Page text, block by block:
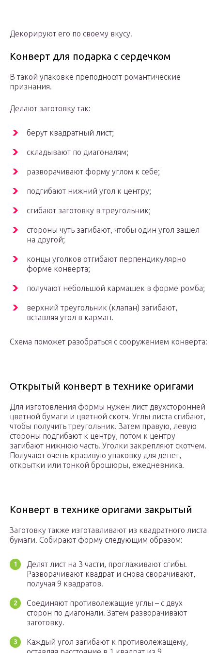
Декорируют его по своему вкусу.
Конверт для подарка с сердечком
В такой упаковке преподносят романтические
признания.
Делают заготовку так:
берут квадратный лист;
складывают по диагоналям;
разворачивают форму углом к себе;
подгибают нижний угол к центру;
сгибают заготовку в треугольник;
стороны чуть загибают, чтобы один угол зашел
на другой;
концы уголков отгибают перпендикулярно
форме конверта;
получают небольшой кармашек в форме ромба;
верхний треугольник (клапан) загибают,
вставляя угол в карман.
Схема поможет разобраться с сооружением конверта:
Открытый конверт в технике оригами
Для изготовления формы нужен лист двухсторонней
цветной бумаги и цветной скотч. Углы листа сгибают,
чтобы получить треугольник. Затем правую, левую
стороны подгибают к центру, потом к центру
загибают нижнюю часть. Уголки закрепляют скотчем.
Получают очень красивую упаковку для денег,
открытки или тонкой брошюры, ежедневника.
Конверт в технике оригами закрытый
Заготовку также изготавливают из квадратного листа
бумаги. Собирают форму следующим образом:
Делят лист на 3 части, проглаживают сгибы.
Разворачивают квадрат и снова сворачивают,
получая 9 квадратов.
Соединяют противолежащие углы – с двух
сторон по диагонали. Затем разворачивают
заготовку.
Каждый угол загибают к противолежащему,